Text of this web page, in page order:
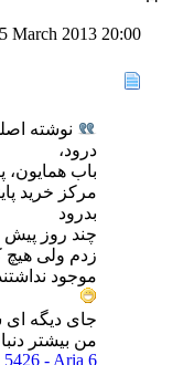
March 2013 20:00
نوشته
درود،
باب همایون،
مرکز خرید
بدرود
چند روز پیش
زدم ولی هیچ
موجود
جای دیگه ای
من بیشتر
5426 - Aria 6